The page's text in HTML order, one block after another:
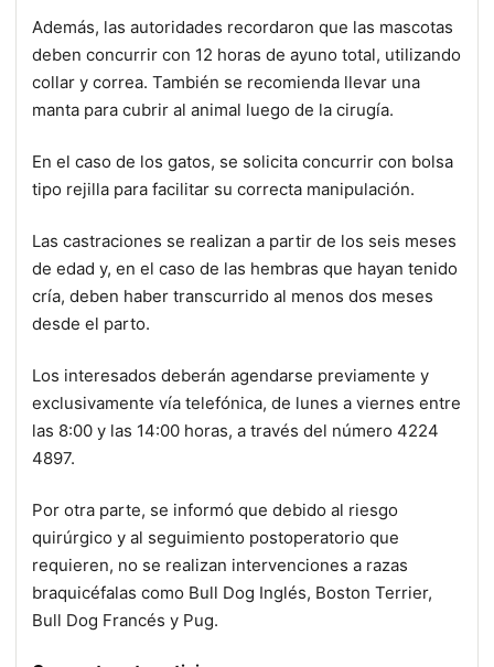
Además, las autoridades recordaron que las mascotas
deben concurrir con 12 horas de ayuno total, utilizando
collar y correa. También se recomienda llevar una
manta para cubrir al animal luego de la cirugía.
En el caso de los gatos, se solicita concurrir con bolsa
tipo rejilla para facilitar su correcta manipulación.
Las castraciones se realizan a partir de los seis meses
de edad y, en el caso de las hembras que hayan tenido
cría, deben haber transcurrido al menos dos meses
desde el parto.
Los interesados deberán agendarse previamente y
exclusivamente vía telefónica, de lunes a viernes entre
las 8:00 y las 14:00 horas, a través del número 4224
4897.
Por otra parte, se informó que debido al riesgo
quirúrgico y al seguimiento postoperatorio que
requieren, no se realizan intervenciones a razas
braquicéfalas como Bull Dog Inglés, Boston Terrier,
Bull Dog Francés y Pug.